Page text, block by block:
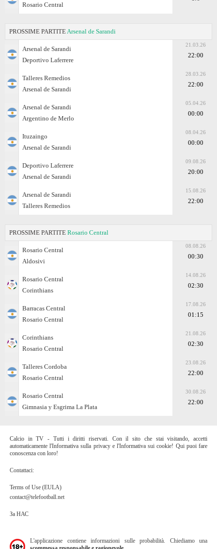
Rosario Central
PROSSIME PARTITE Arsenal de Sarandi
Arsenal de Sarandi
Deportivo Laferrere
21.03.26
22:00
Talleres Remedios
Arsenal de Sarandi
28.03.26
22:00
Arsenal de Sarandi
Argentino de Merlo
05.04.26
00:00
Ituzaingo
Arsenal de Sarandi
08.04.26
00:00
Deportivo Laferrere
Arsenal de Sarandi
09.08.26
20:00
Arsenal de Sarandi
Talleres Remedios
15.08.26
22:00
PROSSIME PARTITE Rosario Central
Rosario Central
Aldosivi
08.08.26
00:30
Rosario Central
Corinthians
14.08.26
02:30
Barracas Central
Rosario Central
17.08.26
01:15
Corinthians
Rosario Central
21.08.26
02:30
Talleres Cordoba
Rosario Central
23.08.26
22:00
Rosario Central
Gimnasia y Esgrima La Plata
30.08.26
22:00
Calcio in TV - Tutti i diritti riservati. Con il sito che stai visitando, accetti
automaticamente l'Informativa sulla privacy e l'Informativa sui cookie! Qui puoi fare
conoscenza con loro!
Contattaci:
Terms of Use (EULA)
contact@telefootball.net
За НАС
L'applicazione contiene informazioni sulle probabilità. Chiediamo una